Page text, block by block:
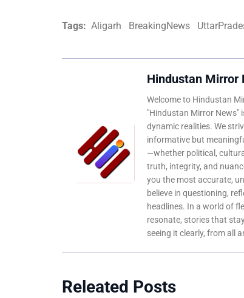
Tags: Aligarh BreakingNews
Hindustan Mirror
Welcome to Hindustan
"Hindustan Mirror News"
dynamic realities. We
informative but
—whether political,
truth, integrity, and
you the most accurate,
believe in questioning,
headlines. In a world of
resonate, stories that
seeing it clearly, from all
Releated Posts